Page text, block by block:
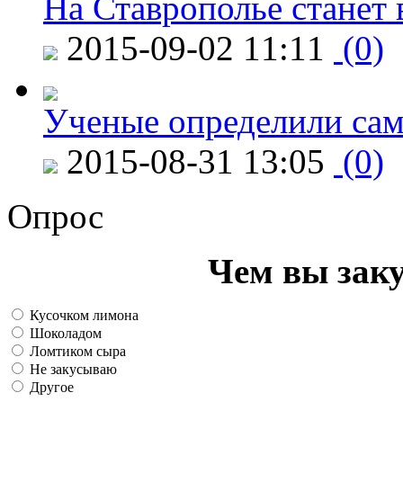
2015-09-02 11:11 (0)
Ученые определили
2015-08-31 13:05 (0)
Опрос
Чем вы
Кусочком лимона
Шоколадом
Ломтиком сыра
Не закусываю
Другое